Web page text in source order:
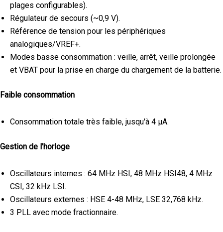
plages configurables).
Régulateur de secours (~0,9 V).
Référence de tension pour les périphériques
analogiques/VREF+.
Modes basse consommation : veille, arrêt, veille prolongée
et VBAT pour la prise en charge du chargement de la batterie.
Faible consommation
Consommation totale très faible, jusqu'à 4 µA.
Gestion de l'horloge
Oscillateurs internes : 64 MHz HSI, 48 MHz HSI48, 4 MHz
CSI, 32 kHz LSI.
Oscillateurs externes : HSE 4-48 MHz, LSE 32,768 kHz.
3 PLL avec mode fractionnaire.